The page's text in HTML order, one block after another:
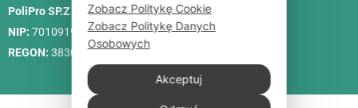
PoliPro SP.Z O. O.
NIP: 7010919458
REGON: 383088713
Zobacz Politykę Cookie
Zobacz Politykę Danych
Osobowych
Akceptuj